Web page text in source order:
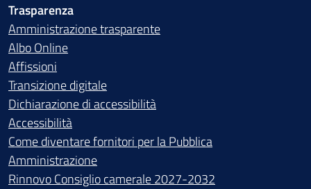
Trasparenza
Amministrazione trasparente
Albo Online
Affissioni
Transizione digitale
Dichiarazione di accessibilità
Accessibilità
Come diventare fornitori per la Pubblica
Amministrazione
Rinnovo Consiglio camerale 2027-2032